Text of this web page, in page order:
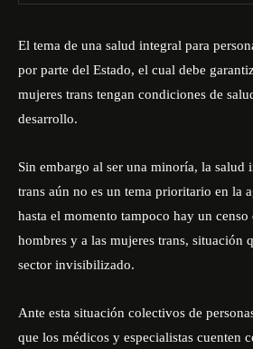
El tema de una salud integral para
por parte del Estado, el cual debe
mujeres trans tengan condiciones de
desarrollo.
Sin embargo al ser una minoría, la salud
trans aún no es un tema prioritario en la
hasta el momento tampoco hay un
hombres y a las mujeres trans, situación
sector invisibilizado.
Ante esta situación colectivos de
que los médicos y especialistas cuenten